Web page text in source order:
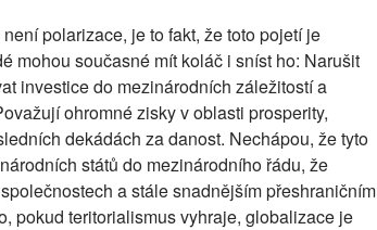
polarizace, je to fakt, že toto pojetí je
mohou současné mít koláč i sníst ho: Narušit
investice do mezinárodních záležitostí a
ohromné zisky v oblasti prosperity,
dekádách za danost. Nechápou, že tyto
států do mezinárodního řádu, že
a stále snadnějším přeshraničním
pokud teritorialismus vyhraje, globalizace je